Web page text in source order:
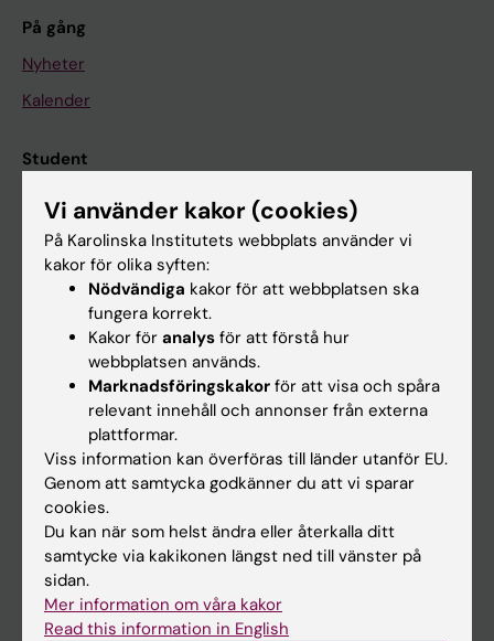
På gång
Nyheter
Kalender
Student
Ladok
Canvas
Schema
Studentmejlen
Kurs- och programwebbar
Student på KI
Medarbetare
Medarbetarportalen
Kontakta och besök KI
Universitetsbiblioteket
Stöd forskning och utbildning
Vi använder kakor (cookies)
På Karolinska Institutets webbplats använder vi
kakor för olika syften:
Nödvändiga kakor för att webbplatsen ska
fungera korrekt.
Kakor för analys för att förstå hur
webbplatsen används.
Marknadsföringskakor för att visa och spåra
relevant innehåll och annonser från externa
plattformar.
Viss information kan överföras till länder utanför EU.
Genom att samtycka godkänner du att vi sparar
cookies.
Du kan när som helst ändra eller återkalla ditt
samtycke via kakikonen längst ned till vänster på
sidan.
Mer information om våra kakor
Read this information in English